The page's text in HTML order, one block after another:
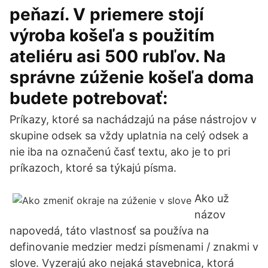
peňazí. V priemere stojí
výroba košeľa s použitím
ateliéru asi 500 rubľov. Na
správne zúženie košeľa doma
budete potrebovať:
Príkazy, ktoré sa nachádzajú na páse nástrojov v
skupine odsek sa vždy uplatnia na celý odsek a
nie iba na označenú časť textu, ako je to pri
príkazoch, ktoré sa týkajú písma.
Ako už
názov
napovedá, táto vlastnosť sa používa na
definovanie medzier medzi písmenami / znakmi v
slove. Vyzerajú ako nejaká stavebnica, ktorá